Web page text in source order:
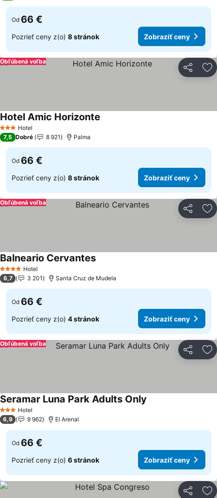
Od 66 €
Pozrieť ceny z(o) 8 stránok Zobraziť ceny
Zdieľať
Obľúbená voľba
3 Počet hviezdičiek
Hotel
Hotel Amic Horizonte
7,5 Dobré 8 921 Palma
Od 66 €
Pozrieť ceny z(o) 8 stránok Zobraziť ceny
Zdieľať
Obľúbená voľba
4 Počet hviezdičiek
Hotel
Balneario Cervantes
6,7 3 201 Santa Cruz de Mudela
Od 66 €
Pozrieť ceny z(o) 4 stránok Zobraziť ceny
Zdieľať
Obľúbená voľba
3 Počet hviezdičiek
Hotel
Seramar Luna Park Adults Only
6,9 9 962 El Arenal
Od 66 €
Pozrieť ceny z(o) 6 stránok Zobraziť ceny
Zdieľať